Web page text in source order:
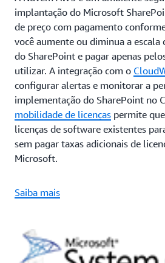
implantação do Microsoft
de preço com pagamento
você aumente ou diminua a escala
do SharePoint e pagar apenas
utilizar. A integração com o
configurar alertas e monitorar a
implementação do SharePoint no
mobilidade de licenças permite
licenças de software existentes
sem pagar taxas adicionais de
Microsoft.
Saiba mais